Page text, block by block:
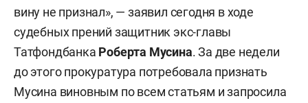
вину не признал», — заявил сегодня в ходе
судебных прений защитник экс-главы
Татфондбанка Роберта Мусина. За две недели
до этого прокуратура потребовала признать
Мусина виновным по всем статьям и запросила